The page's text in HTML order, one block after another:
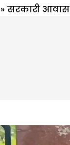
» सरकारी आवास